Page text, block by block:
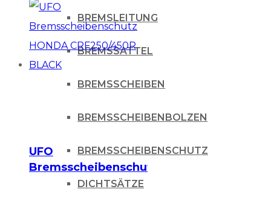
BREMSLEITUNG
BREMSSATTEL
BREMSSCHEIBEN
BREMSSCHEIBENBOLZEN
BREMSSCHEIBENSCHUTZ
DICHTSÄTZE
UFO
Bremsscheibenschutz
HONDA